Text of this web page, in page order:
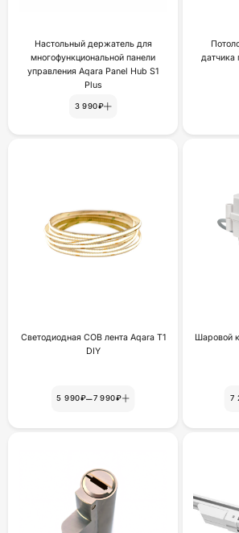
Настольный держатель для
многофункциональной панели
управления Aqara Panel Hub S1
Plus
3 990₽
датчика
Светодиодная COB лента Aqara T1
DIY
5 990₽–7 990₽
Шаровой
7